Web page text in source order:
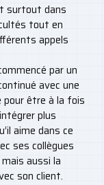
surtout dans
tout en
appels
par un
avec une
pour être à la fois
plus
aime dans ce
ses collègues
aussi la
son client.